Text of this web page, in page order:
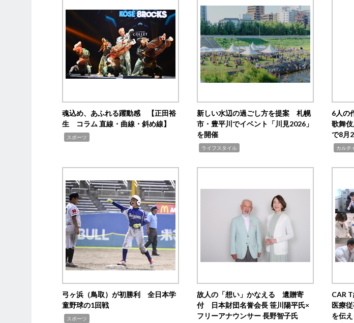
魂込め、あふれる躍動感 【正田裕
生 コラム 直線・曲線・斜め線】
スポーツ
新しい水辺の過ごし方を提案 札幌
市・豊平川でイベント「川見2026」
を開催
ライフスタイル
6人の
歌舞
で8月
カルチ
弓ヶ浜（鳥取）が初勝利 全日本学
童野球の1回戦
スポーツ
故人の「想い」かなえる 遺贈寄
付 日本財団名誉会長 笹川陽平氏×
フリーアナウンサー 長野智子氏
CAR
医療
を伝